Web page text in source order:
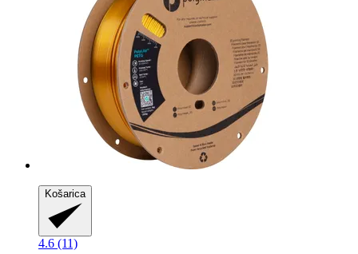
Košarica
4.6 (11)